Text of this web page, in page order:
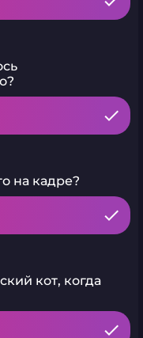
на кадре?
кот, когда